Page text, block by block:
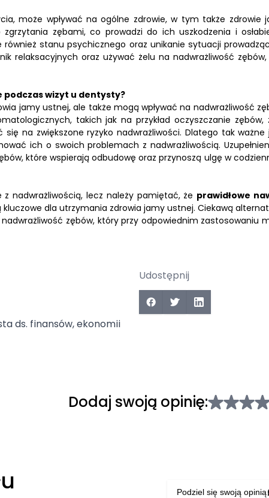
może wpływać na ogólne zdrowie, w tym także zdrowie
zębami, co prowadzi do ich uszkodzenia i
stanu psychicznego oraz unikanie sytuacji
relaksacyjnych oraz używać żelu na nadwrażliwość
podczas wizyt u dentysty?
jamy ustnej, ale także mogą wpływać na nadwrażliwość
takich jak na przykład oczyszczanie zębów,
się na zwiększone ryzyko nadwrażliwości. Dlatego tak ważne
ich o swoich problemach z nadwrażliwością.
które wspierają odbudowę oraz przynoszą ulgę w
nadwrażliwością, lecz należy pamiętać, że prawidłowe
dla utrzymania zdrowia jamy ustnej. Ciekawą
zębów, który przy odpowiednim zastosowaniu
ds. finansów, ekonomii
Udostępnij
Dodaj swoją opinię:
Podziel się swoją opinią